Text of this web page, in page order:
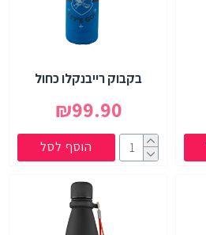
בקבוק רייבנקלו כחול
₪99.90
הוסף לסל